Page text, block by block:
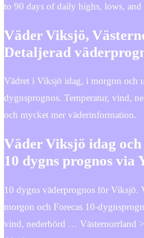
to 90 days of daily highs, lows,
Väder Viksjö,
Detaljerad
Vädret i Viksjö idag, i morgon och
dygnsprognos. Temperatur, vind,
och mycket mer väderinformation.
Väder Viksjö idag
10 dygns prognos via
10 dygns väderprognos för Viksjö.
morgon och Forecas 10-
vind, nederbörd … Västernorrland